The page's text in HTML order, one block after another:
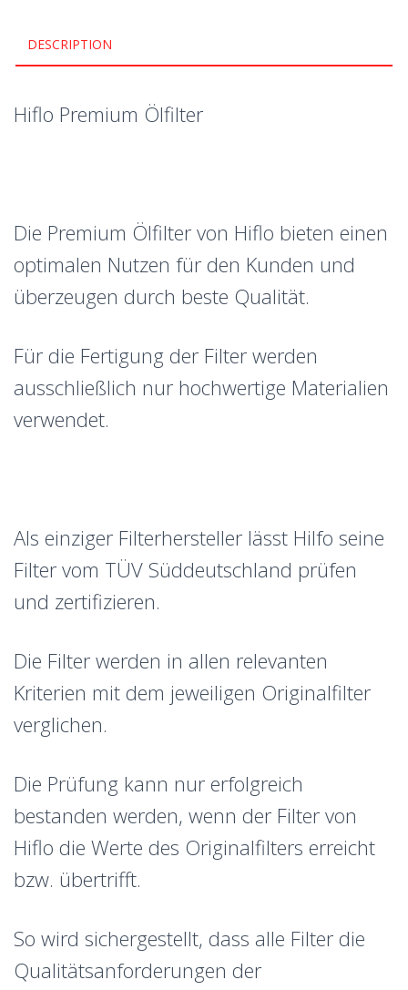
DESCRIPTION
Hiflo Premium Ölfilter
Die Premium Ölfilter von Hiflo bieten einen
optimalen Nutzen für den Kunden und
überzeugen durch beste Qualität.
Für die Fertigung der Filter werden
ausschließlich nur hochwertige Materialien
verwendet.
Als einziger Filterhersteller lässt Hilfo seine
Filter vom TÜV Süddeutschland prüfen
und zertifizieren.
Die Filter werden in allen relevanten
Kriterien mit dem jeweiligen Originalfilter
verglichen.
Die Prüfung kann nur erfolgreich
bestanden werden, wenn der Filter von
Hiflo die Werte des Originalfilters erreicht
bzw. übertrifft.
So wird sichergestellt, dass alle Filter die
Qualitätsanforderungen der